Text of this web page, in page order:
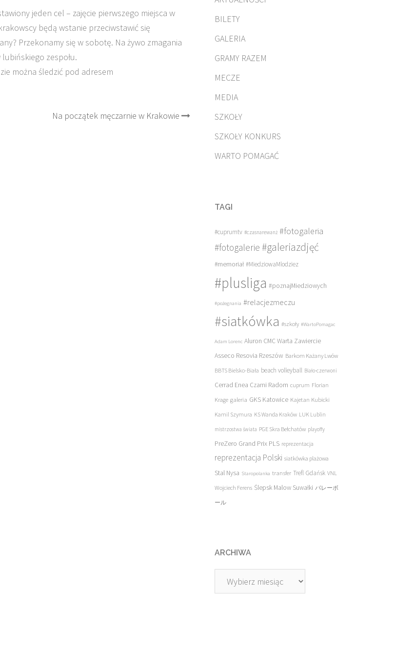
jeden cel – zajęcie pierwszego miejsca w
będą wstanie przeciwstawić się
Przekonamy się w sobotę. Na żywo zmagania
zespołu.
można śledzić pod adresem
Na początek męczarnie w Krakowie
BILETY
GALERIA
GRAMY RAZEM
MECZE
MEDIA
SZKOŁY
SZKOŁY KONKURS
WARTO POMAGAĆ
TAGI
#cuprumtv #czasnarewanż #fotogaleria
#fotogalerie #galeriazdjęć
#memoriał #MiedziowaMlodziez
#plusliga #poznajMiedziowych
#pożegnania #relacjezmeczu
#siatkówka #szkoły #WartoPomagac
Adam Lorenc Aluron CMC Warta Zawiercie
Asseco Resovia Rzeszów Barkom Każany Lwów
BBTS Bielsko-Biała beach volleyball Biało-czerwoni
Cerrad Enea Czarni Radom cuprum Florian
Krage galeria GKS Katowice Kajetan Kubicki
Kamil Szymura KS Wanda Kraków LUK Lublin
mistrzostwa świata PGE Skra Bełchatów playoffy
PreZero Grand Prix PLS reprezentacja
reprezentacja Polski siatkówka plażowa
Stal Nysa Staropolanka transfer Trefl Gdańsk VNL
Wojciech Ferens Ślepsk Malow Suwałki バレーボ
ール
ARCHIWA
Archiwa